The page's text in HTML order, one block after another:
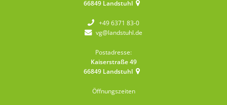
66849 Landstuhl
+49 6371 83-0
vg@landstuhl.de
Postadresse:
Kaiserstraße 49
66849 Landstuhl
Öffnungszeiten